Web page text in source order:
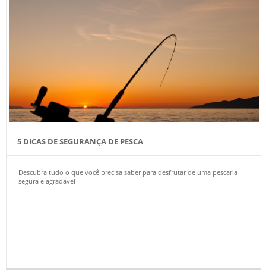
5 DICAS DE SEGURANÇA DE PESCA
Descubra tudo o que você precisa saber para desfrutar de uma pescaria
segura e agradável